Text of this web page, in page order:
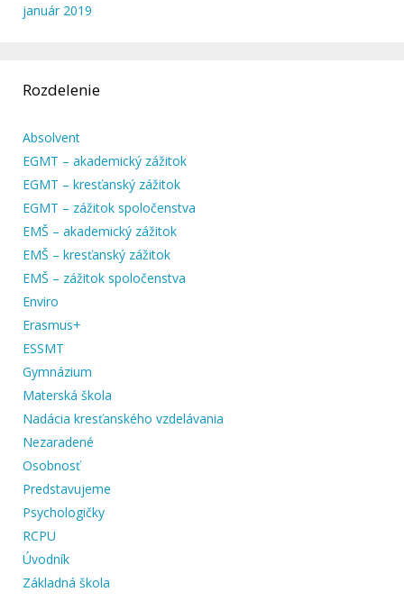
január 2019
Rozdelenie
Absolvent
EGMT – akademický zážitok
EGMT – kresťanský zážitok
EGMT – zážitok spoločenstva
EMŠ – akademický zážitok
EMŠ – kresťanský zážitok
EMŠ – zážitok spoločenstva
Enviro
Erasmus+
ESSMT
Gymnázium
Materská škola
Nadácia kresťanského vzdelávania
Nezaradené
Osobnosť
Predstavujeme
Psychologičky
RCPU
Úvodník
Základná škola